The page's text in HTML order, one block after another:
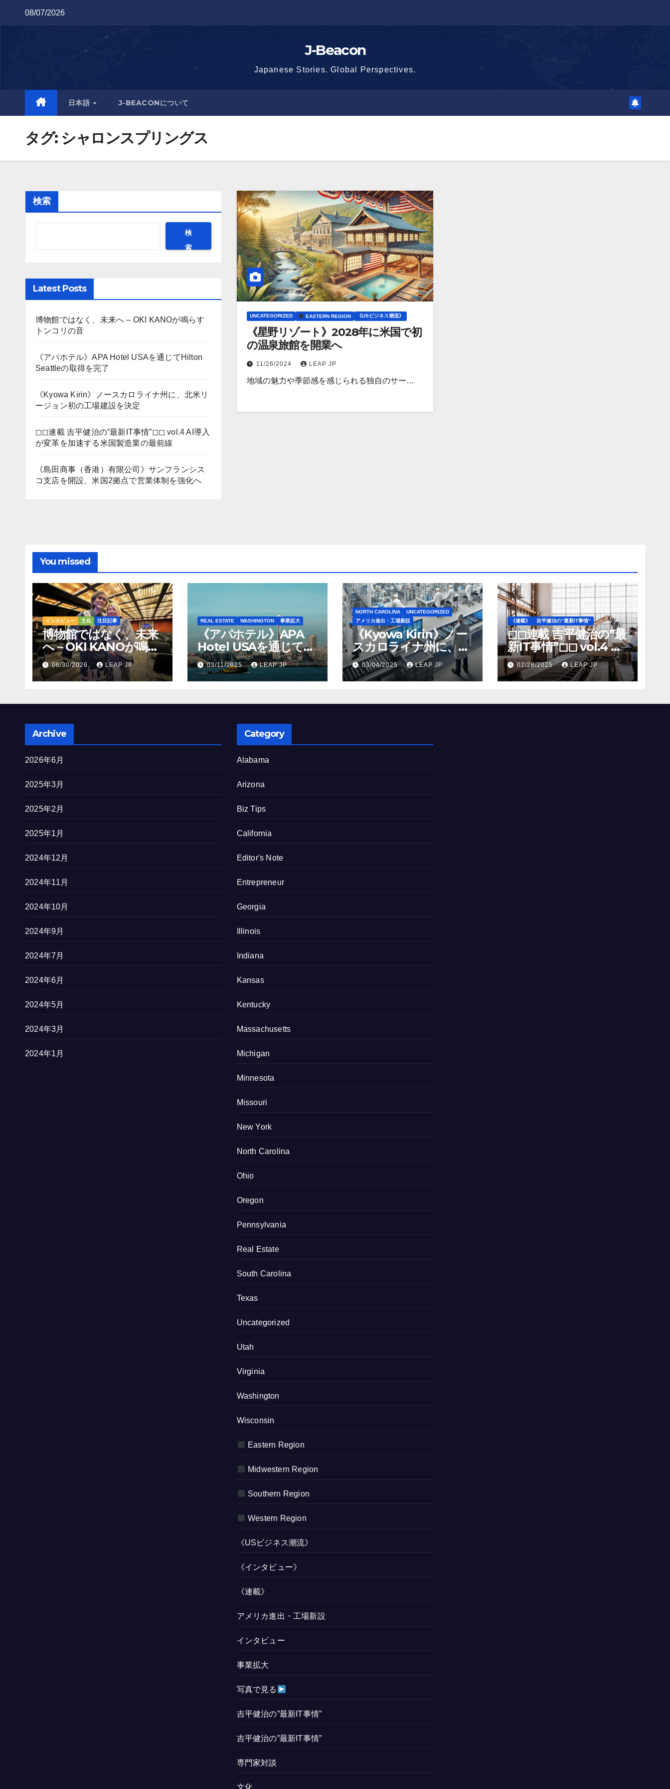
08/07/2026
J-Beacon
Japanese Stories. Global Perspectives.
日本語 J-BEACONについて
タグ: シャロンスプリングス
検索
検
索
Latest Posts
博物館ではなく、未来へ – OKI KANOが鳴らす
トンコリの音
《アパホテル》APA Hotel USAを通じてHilton
Seattleの取得を完了
《Kyowa Kirin》ノースカロライナ州に、北米リ
ージョン初の工場建設を決定
◻︎◻︎連載 吉平健治の”最新IT事情”◻︎◻︎ vol.4 AI導入
が変革を加速する米国製造業の最前線
《島田商事（香港）有限公司》サンフランシス
コ支店を開設、米国2拠点で営業体制を強化へ
UNCATEGORIZED EASTERN REGION 《USビジネス潮流》
《星野リゾート》2028年に米国で初
の温泉旅館を開業へ
11/26/2024 LEAP JP
地域の魅力や季節感を感じられる独自のサー…
You missed
インタビュー 文化 注目記事
博物館ではなく、未来
へ – OKI KANOが鳴ら
すトンコリの音
06/30/2026 LEAP JP
REAL ESTATE WASHINGTON 事業拡大
《アパホテル》APA
Hotel USAを通じて
Hilton Seattleの取得
を完了
03/11/2025 LEAP JP
NORTH CAROLINA
UNCATEGORIZED
アメリカ進出・工場新設
《Kyowa Kirin》ノー
スカロライナ州に、北
米リージョン初の工場
建設を決定
03/04/2025 LEAP JP
《連載》 吉平健治の”最新IT事情”
◻︎◻︎連載 吉平健治の”最
新IT事情”◻︎◻︎ vol.4 AI
導入が変革を加速する
米国製造業の最前線
02/28/2025 LEAP JP
Archive
2026年6月
2025年3月
2025年2月
2025年1月
2024年12月
2024年11月
2024年10月
2024年9月
2024年7月
2024年6月
2024年5月
2024年3月
2024年1月
Category
Alabama
Arizona
Biz Tips
California
Editor's Note
Entrepreneur
Georgia
Illinois
Indiana
Kansas
Kentucky
Massachusetts
Michigan
Minnesota
Missouri
New York
North Carolina
Ohio
Oregon
Pennsylvania
Real Estate
South Carolina
Texas
Uncategorized
Utah
Virginia
Washington
Wisconsin
Eastern Region
Midwestern Region
Southern Region
Western Region
《USビジネス潮流》
《インタビュー》
《連載》
アメリカ進出・工場新設
インタビュー
事業拡大
写真で見る
吉平健治の”最新IT事情”
吉平健治の”最新IT事情”
専門家対談
文化